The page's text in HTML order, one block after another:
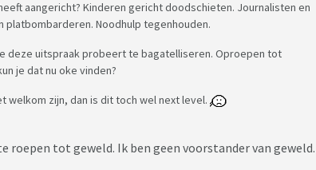
aangericht? Kinderen gericht doodschieten. Journalisten en
Noodhulp tegenhouden.
deze uitspraak probeert te bagatelliseren. Oproepen tot
je dat nu oke vinden?
welkom zijn, dan is dit toch wel next level.
roepen tot geweld. Ik ben geen voorstander van geweld.